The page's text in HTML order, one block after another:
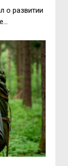
о развитии